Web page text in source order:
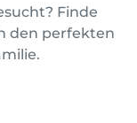
Finde
den perfekten